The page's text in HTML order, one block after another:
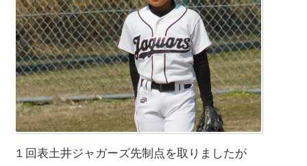
１回表土井ジャガーズ先制点を取りましたが